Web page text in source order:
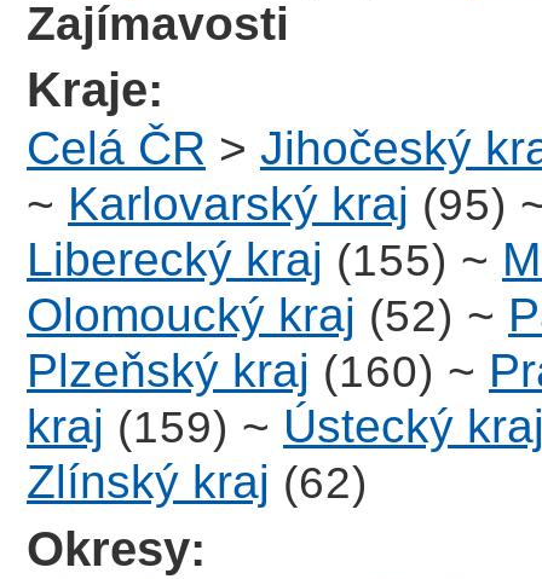
Zajímavosti
Kraje:
Celá ČR > Jihočeský
~ Karlovarský kraj (95)
Liberecký kraj (155) ~
Olomoucký kraj (52) ~
Plzeňský kraj (160) ~
kraj (159) ~ Ústecký
Zlínský kraj (62)
Okresy: